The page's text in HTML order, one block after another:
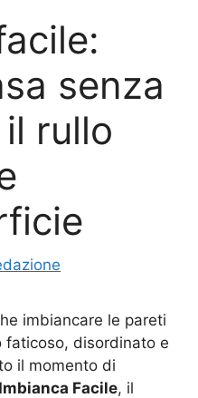
senza
rullo
imbiancare le pareti
faticoso, disordinato e
il momento di
Imbianca Facile, il